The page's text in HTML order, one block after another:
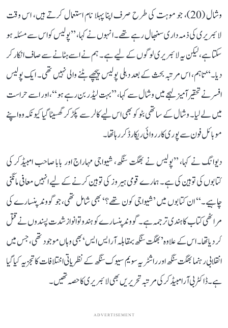
وشال (20)، جو موہت کی طرح صرف اپنا پہلا نام استعمال کرتے ہیں، اس وقت
لائبریری کی ذمہ داری سنبھال رہے تھے۔ انہوں نے کہا، ’’پولیس کو اس سے مسئلہ ہو
سکتا ہے، لیکن یہ لائبریری لوگوں کے لیے ہے۔ ہم نے اسے ہٹانے سے صاف انکار کر
دیا۔‘‘ تاہم، اس مرتبہ بحث کے بعد دہلی پولیس پیچھے ہٹنے والی نہیں تھی۔ ایک پولیس
افسر نے تحقیر آمیز لہجے میں وشال سے کہا، ’’بہت لیڈر بن رہے ہو‘‘، اور اسے حراست
میں لے لیا۔ وشال کے ساتھی بٹو کو بھی اس لیے کالر سے پکڑ کر گھسیٹا گیا کیونکہ وہ اپنے
موبائل فون سے پوری کارروائی ریکارڈ کر رہا تھا۔
دیوانگ نے کہا، ’’پولیس نے بھگت سنگھ، شیواجی مہاراج اور بابا صاحب امبیڈکر کی
کتابوں کی توہین کی ہے۔ ہمارے قومی ہیروز کی توہین کرنے کے لیے انہیں معافی مانگنی
چاہیے۔‘‘ ان کتابوں میں ’شیواجی کون تھے؟‘ بھی شامل تھی، جو گووند پنسارے کی
مراٹھی کتاب کا ہندی ترجمہ ہے۔ گووند پنسارے کو ہندوتوا نواز شدت پسندوں نے قتل
کر دیا تھا۔ اس کے علاوہ ’بھگت سنگھ بمقابلہ آر ایس ایس‘ بھی وہاں موجود تھی، جس میں
انقلابی رہنما بھگت سنگھ اور راشٹریہ سویم سیوک سنگھ کے نظریاتی اختلافات کا تجزیہ کیا گیا
ہے۔ ڈاکٹر بی آر امبیڈکر کی مرتبہ تحریریں بھی لائبریری کا حصہ تھیں۔
ADVERTISEMENT